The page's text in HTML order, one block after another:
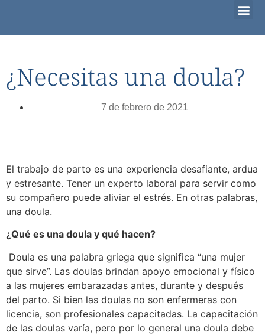
¿Necesitas una doula?
7 de febrero de 2021
El trabajo de parto es una experiencia desafiante, ardua
y estresante. Tener un experto laboral para servir como
su compañero puede aliviar el estrés. En otras palabras,
una doula.
¿Qué es una doula y qué hacen?
Doula es una palabra griega que significa “una mujer
que sirve”. Las doulas brindan apoyo emocional y físico
a las mujeres embarazadas antes, durante y después
del parto. Si bien las doulas no son enfermeras con
licencia, son profesionales capacitadas. La capacitación
de las doulas varía, pero por lo general una doula debe